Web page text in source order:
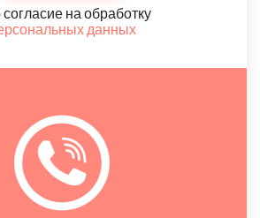
на обработку
данных